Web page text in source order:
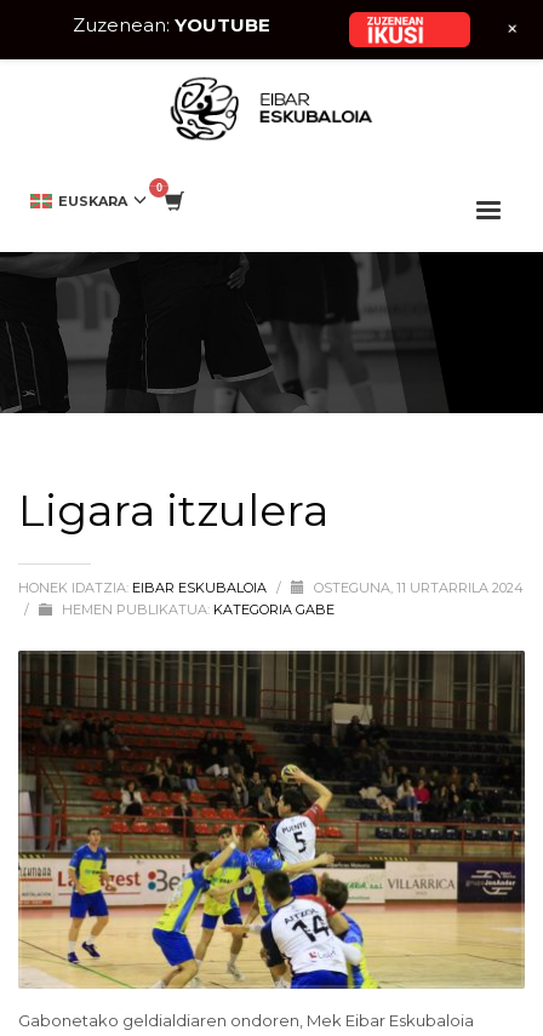
EUSKARA
Ligara itzulera
Ligara itzulera
HONEK IDATZIA: EIBAR ESKUBALOIA /
OSTEGUNA, 11 URTARRILA 2024
/
HEMEN PUBLIKATUA: KATEGORIA GABE
Gabonetako geldialdiaren ondoren, Mek Eibar Eskubaloia
Zuzenean: YOUTUBE +